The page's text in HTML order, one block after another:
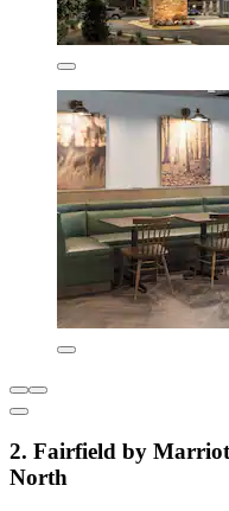
2. Fairfield by
North